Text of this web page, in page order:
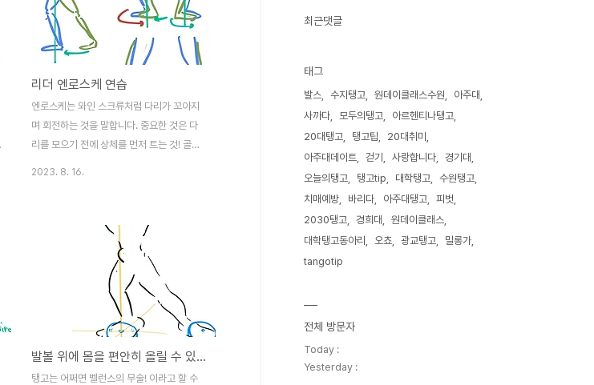
지 않을 경우 팔로워의 자세가 어정쩡해진다.
리더 엔로스케 연습
엔로스케는 와인 스크류처럼 다리가 꼬아지
며 회전하는 것을 말합니다. 중요한 것은 다
리를 모으기 전에 상체를 먼저 트는 것! 골반
2023. 8. 16.
발볼 위에 몸을 편안히 올릴 수 있게 연습
탱고는 어쩌면 벨런스의 무술! 이라고 할 수
최근댓글
태그
발스 수지탱고 원데이클래스수원
아주대
사까다
모두의탱고
아르헨티나탱고
20대탱고
탱고팁
20대취미
아주대데이트
걷기 사랑합니다
경기대
오늘의탱고
탱고tip 대학탱고
수원탱고
치매예방
바리다 아주대탱고
피벗
2030탱고
경희대
원데이클래스
대학탱고동아리
오쵸 광교탱고
밀롱가
tangotip
전체 방문자
Today :
Yesterday :